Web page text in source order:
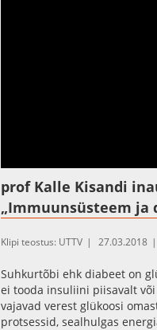
prof Kalle Kisandi
„Immuunsüsteem ja
Klipi teostus: UTTV 27.03.2018
Suhkurtõbi ehk diabeet on
ei tooda insuliini piisavalt
vajavad verest glükoosi
protsessid, sealhulgas